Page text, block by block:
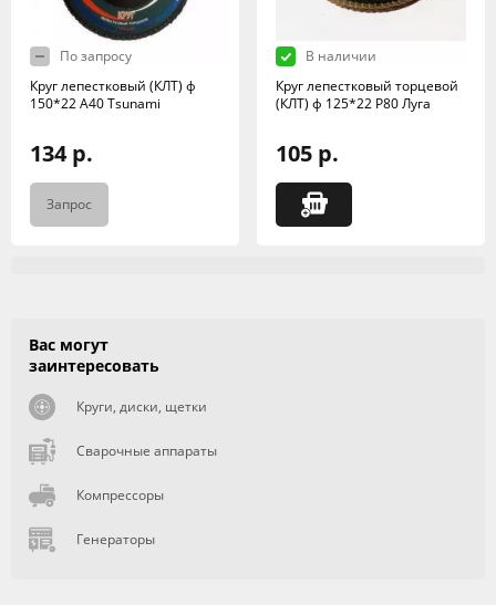
По запросу
Круг лепестковый (КЛТ) ф
150*22 А40 Tsunami
134 р.
Запрос
В наличии
Круг лепестковый торцевой
(КЛТ) ф 125*22 Р80 Луга
105 р.
Вас могут
заинтересовать
Круги, диски, щетки
Сварочные аппараты
Компрессоры
Генераторы